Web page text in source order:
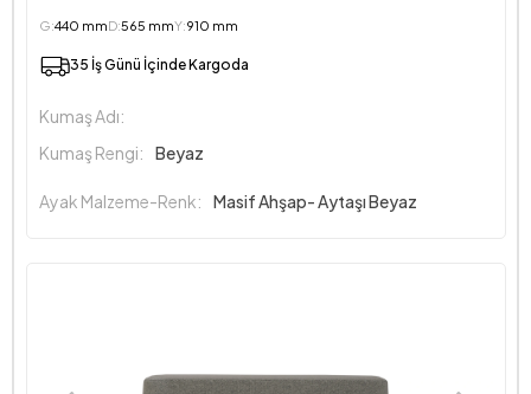
G:440 mmD:565 mmY:910 mm
35 İş Günü İçinde Kargoda
Kumaş Adı:
Kumaş Rengi:
Beyaz
Ayak Malzeme-Renk: Masif Ahşap- Aytaşı Beyaz